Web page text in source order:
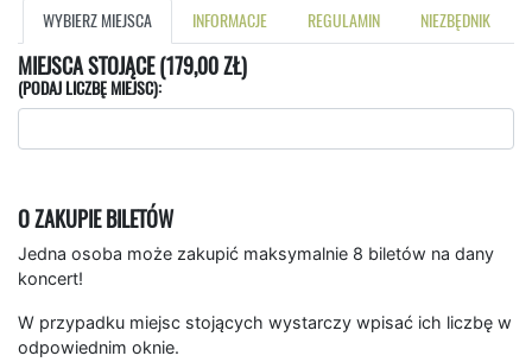
WYBIERZ MIEJSCA INFORMACJE REGULAMIN NIEZBĘDNIK
MIEJSCA STOJĄCE (179,00 ZŁ)
(PODAJ LICZBĘ MIEJSC):
O ZAKUPIE BILETÓW
Jedna osoba może zakupić maksymalnie 8 biletów na dany
koncert!
W przypadku miejsc stojących wystarczy wpisać ich liczbę w
odpowiednim oknie.